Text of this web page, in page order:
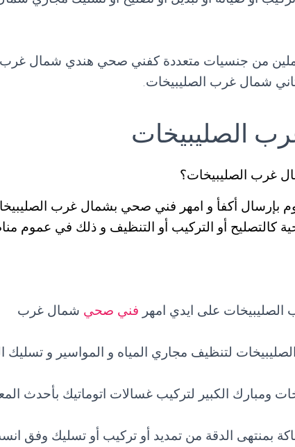
من جنسيات متعددة كفني صحي هندي شمال غرب
شمال غرب الصليبيخات.
الصليبيخات
غرب الصليبيخات؟
بإرسال أكفأ و امهر فني صحي بشمال غرب
كالتصليح أو التركيب أو التنظيف و ذلك في عموم
على ايدي امهر فني صحي شمال غرب
لتنظيف مجاري المياه و المواسير و تسليك
الكبير لتركيب غسالات اتوماتيك بأحدث
بمنتهى الدقة من تمديد أو تركيب أو تسليك وفق